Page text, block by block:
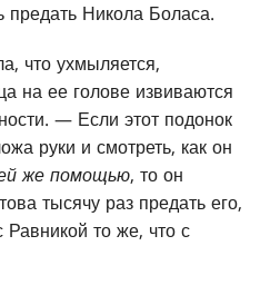
Никола Боласа.
что ухмыляется,
на ее голове извиваются
— Если этот подонок
руки и смотреть, как он
же помощью, то он
тысячу раз предать его,
Равникой то же, что с